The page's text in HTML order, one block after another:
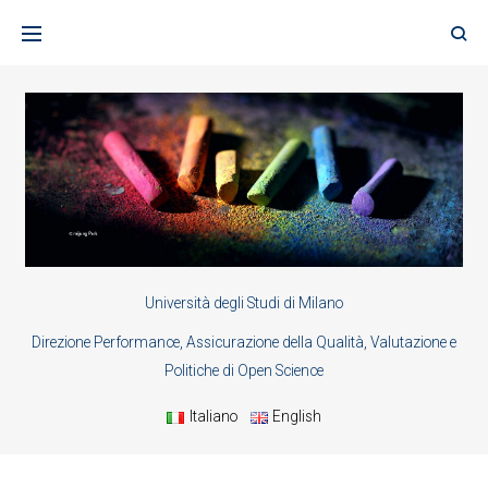
Università degli Studi di Milano
Direzione Performance, Assicurazione della Qualità, Valutazione e
Politiche di Open Science
Italiano English